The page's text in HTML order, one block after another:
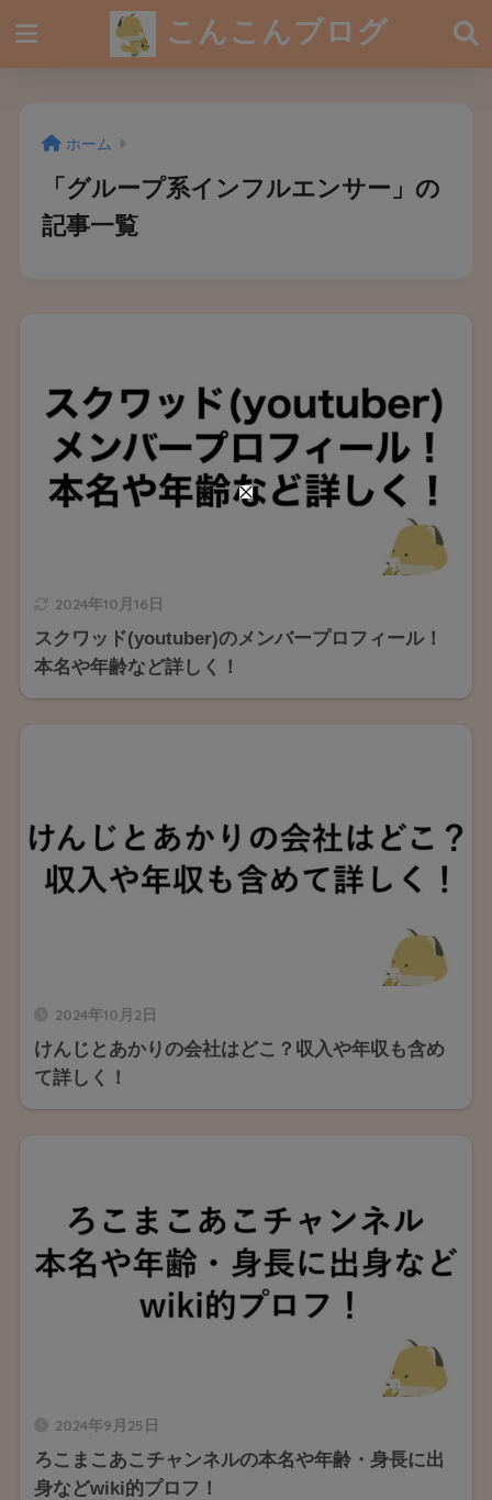
こんこんブログ
ホーム
「グループ系インフルエンサー」の
記事一覧
2024年10月16日
スクワッド(youtuber)のメンバープロフィール！
本名や年齢など詳しく！
2024年10月2日
けんじとあかりの会社はどこ？収入や年収も含め
て詳しく！
2024年9月25日
ろこまこあこチャンネルの本名や年齢・身長に出
身などwiki的プロフ！